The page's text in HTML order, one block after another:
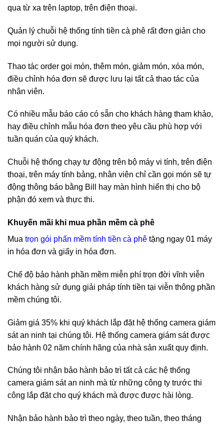
qua từ xa trên laptop, trên điện thoại.
Quản lý chuỗi hệ thống tính tiền cà phê rất đơn giản cho
mọi người sử dụng.
Thao tác order gọi món, thêm món, giảm món, xóa món,
điều chỉnh hóa đơn sẽ được lưu lại tất cả thao tác của
nhân viên.
Có nhiều mẫu báo cáo có sẵn cho khách hàng tham khảo,
hay điều chỉnh mẫu hóa đơn theo yêu cầu phù hợp với
tuần quán của quý khách.
Chuỗi hệ thống chạy tự động trên bộ máy vi tính, trên điện
thoại, trên máy tính bảng, nhân viên chỉ cần gọi món sẽ tự
động thông báo bằng Bill hay màn hình hiển thị cho bộ
phận đó xem và thực thi.
Khuyến mãi khi mua phần mềm cà phê
Mua trọn gói phấn mềm tính tiền cà phê tặng ngay 01 máy
in hóa đơn và giấy in hóa đơn.
Chế độ bảo hành phần mềm miễn phí trọn đời vĩnh viễn
khách hàng sử dụng giải pháp tính tiền tại viễn thông phần
mềm chúng tôi.
Giảm giá 35% khi quý khách lắp đặt hệ thống camera giám
sát an ninh tại chúng tôi. Hệ thống camera giám sát được
bảo hành 02 năm chính hãng của nhà sản xuất quy định.
Chúng tôi nhận bảo hành bảo trì tất cả các hệ thống
camera giám sát an ninh mà từ những công ty trước thi
công lắp đặt cho quý khách mà được được hài lòng.
Nhận bảo hành bảo trì theo ngày, theo tuần, theo tháng